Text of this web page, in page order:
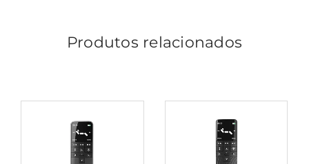
Produtos relacionados